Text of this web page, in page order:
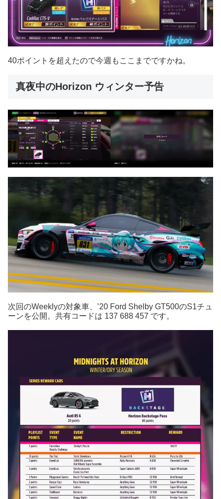
40ポイントを超えたので今週もここまでですかね。
真夜中のHorizon ウィンター予告
次回のWeeklyの対象車、’20 Ford Shelby GT500のS1チュ
ーンを公開。共有コードは 137 688 457 です。